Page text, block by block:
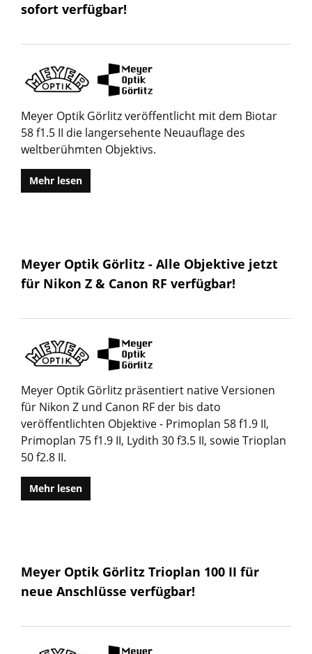
sofort verfügbar!
Meyer Optik Görlitz veröffentlicht mit dem Biotar
58 f1.5 II die langersehente Neuauflage des
weltberühmten Objektivs.
Mehr lesen
Meyer Optik Görlitz - Alle Objektive jetzt
für Nikon Z & Canon RF verfügbar!
Meyer Optik Görlitz präsentiert native Versionen
für Nikon Z und Canon RF der bis dato
veröffentlichten Objektive - Primoplan 58 f1.9 II,
Primoplan 75 f1.9 II, Lydith 30 f3.5 II, sowie Trioplan
50 f2.8 II.
Mehr lesen
Meyer Optik Görlitz Trioplan 100 II für
neue Anschlüsse verfügbar!